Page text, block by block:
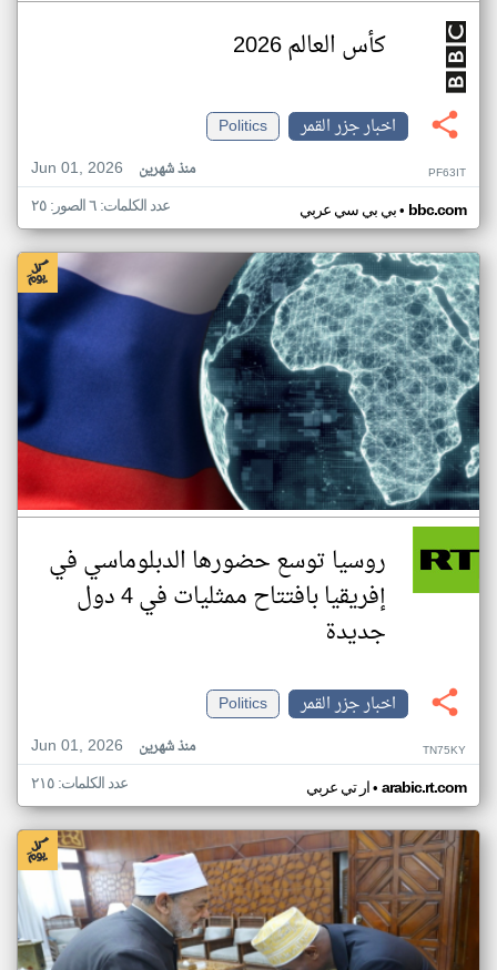
كأس العالم 2026
اخبار جزر القمر
Politics
Jun 01, 2026
منذ شهرين PF63IT
بي بي سي عربي• bbc.com عدد الكلمات: ٦ الصور: ٢٥
روسيا توسع حضورها الدبلوماسي في
إفريقيا بافتتاح ممثليات في 4 دول
جديدة
اخبار جزر القمر
Politics
Jun 01, 2026
منذ شهرين TN75KY
ار تي عربي• arabic.rt.com عدد الكلمات: ٢١٥